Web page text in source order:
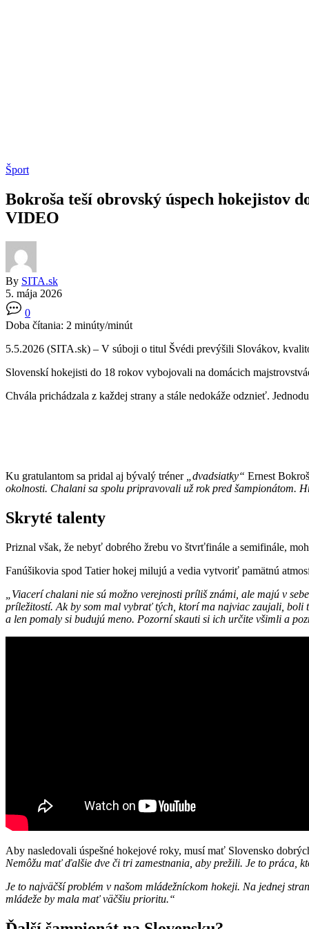
Šport
Bokroša teší obrovský úspech hokejistov
VIDEO
By SITA.sk
5. mája 2026
0
Doba čítania: 2 minúty/minút
5.5.2026 (SITA.sk) – V súboji o titul Švédi prevýšili Slovákov,
Slovenskí hokejisti do 18 rokov vybojovali na domácich
Chvála prichádzala z každej strany a stále nedokáže odznieť.
Ku gratulantom sa pridal aj bývalý tréner „dvadsiatky“ Ernest
okolnosti. Chalani sa spolu pripravovali už rok pred šampionátom.
Skryté talenty
Priznal však, že nebyť dobrého žrebu vo štvrťfinále a semifinále,
Fanúšikovia spod Tatier hokej milujú a vedia vytvoriť pamätnú
„Viacerí chalani nie sú možno verejnosti príliš známi, ale majú v
príležitostí. Ak by som mal vybrať tých, ktorí ma najviac zaujali,
a len pomaly si budujú meno. Pozorní skauti si ich určite všimli a
Aby nasledovali úspešné hokejové roky, musí mať Slovensko
Nemôžu mať ďalšie dve či tri zamestnania, aby prežili. Je to práca,
Je to najväčší problém v našom mládežníckom hokeji. Na jednej
mládeže by mala mať väčšiu prioritu.“